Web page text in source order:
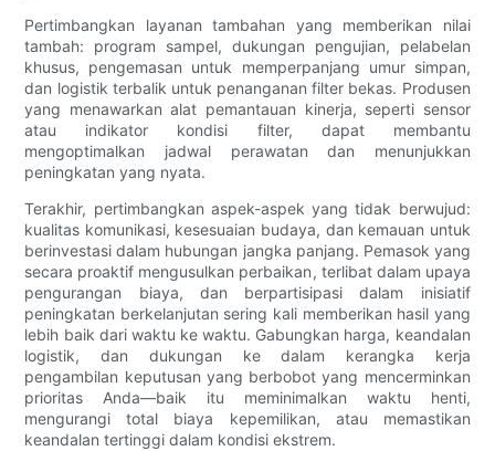
Pertimbangkan layanan tambahan yang memberikan nilai
tambah: program sampel, dukungan pengujian, pelabelan
khusus, pengemasan untuk memperpanjang umur simpan,
dan logistik terbalik untuk penanganan filter bekas. Produsen
yang menawarkan alat pemantauan kinerja, seperti sensor
atau indikator kondisi filter, dapat membantu
mengoptimalkan jadwal perawatan dan menunjukkan
peningkatan yang nyata.
Terakhir, pertimbangkan aspek-aspek yang tidak berwujud:
kualitas komunikasi, kesesuaian budaya, dan kemauan untuk
berinvestasi dalam hubungan jangka panjang. Pemasok yang
secara proaktif mengusulkan perbaikan, terlibat dalam upaya
pengurangan biaya, dan berpartisipasi dalam inisiatif
peningkatan berkelanjutan sering kali memberikan hasil yang
lebih baik dari waktu ke waktu. Gabungkan harga, keandalan
logistik, dan dukungan ke dalam kerangka kerja
pengambilan keputusan yang berbobot yang mencerminkan
prioritas Anda—baik itu meminimalkan waktu henti,
mengurangi total biaya kepemilikan, atau memastikan
keandalan tertinggi dalam kondisi ekstrem.